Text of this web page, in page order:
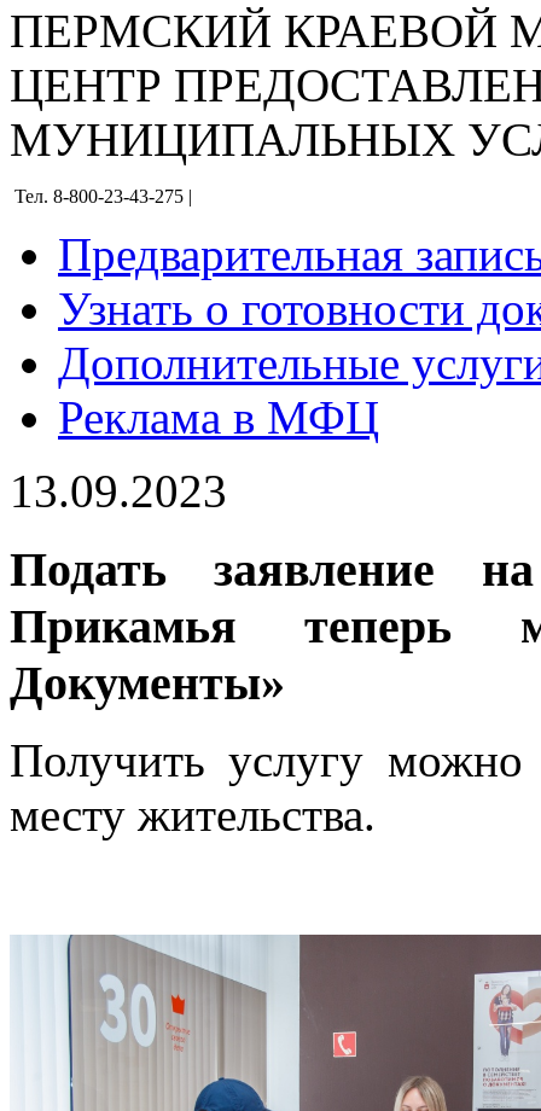
ПЕРМСКИЙ КРАЕВОЙ
ЦЕНТР
МУНИЦИПАЛЬНЫХ
Тел. 8-800-23-43-275 |
Предварительная
Узнать о готовности
Дополнительные
Реклама в МФЦ
13.09.2023
Подать заявление
Прикамья теперь
Документы»
Получить услугу
месту жительства.